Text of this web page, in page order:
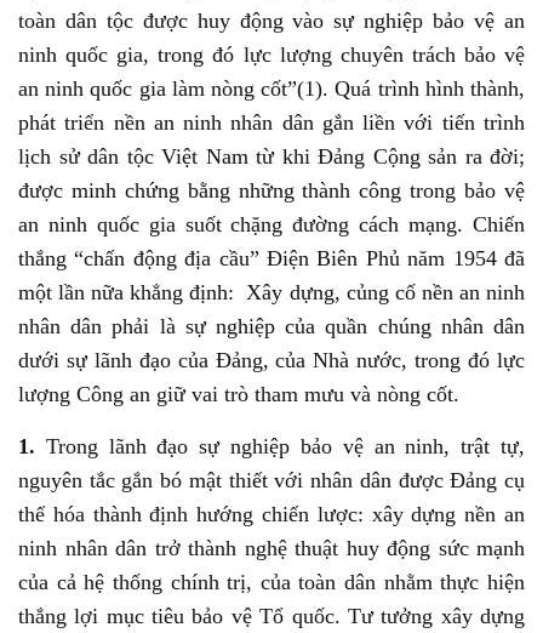
toàn dân tộc được huy động vào sự nghiệp bảo vệ an
ninh quốc gia, trong đó lực lượng chuyên trách bảo vệ
an ninh quốc gia làm nòng cốt”(1). Quá trình hình thành,
phát triển nền an ninh nhân dân gắn liền với tiến trình
lịch sử dân tộc Việt Nam từ khi Đảng Cộng sản ra đời;
được minh chứng bằng những thành công trong bảo vệ
an ninh quốc gia suốt chặng đường cách mạng. Chiến
thắng “chấn động địa cầu” Điện Biên Phủ năm 1954 đã
một lần nữa khẳng định: Xây dựng, củng cố nền an ninh
nhân dân phải là sự nghiệp của quần chúng nhân dân
dưới sự lãnh đạo của Đảng, của Nhà nước, trong đó lực
lượng Công an giữ vai trò tham mưu và nòng cốt.
1. Trong lãnh đạo sự nghiệp bảo vệ an ninh, trật tự,
nguyên tắc gắn bó mật thiết với nhân dân được Đảng cụ
thể hóa thành định hướng chiến lược: xây dựng nền an
ninh nhân dân trở thành nghệ thuật huy động sức mạnh
của cả hệ thống chính trị, của toàn dân nhằm thực hiện
thắng lợi mục tiêu bảo vệ Tổ quốc. Tư tưởng xây dựng